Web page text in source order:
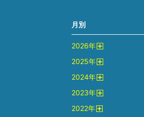
月別
2026年
2025年
2024年
2023年
2022年